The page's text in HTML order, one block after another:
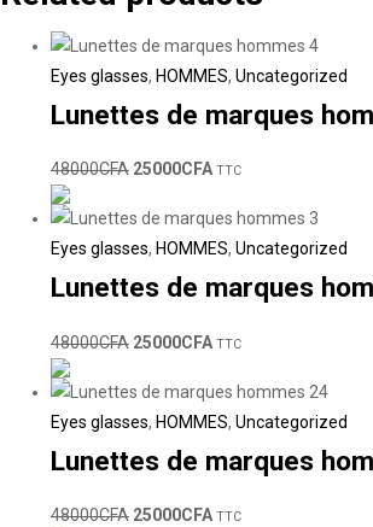
Eyes glasses, HOMMES, Uncategorized
Lunettes de marques
48000CFA 25000CFA TTC
Eyes glasses, HOMMES, Uncategorized
Lunettes de marques
48000CFA 25000CFA TTC
Eyes glasses, HOMMES, Uncategorized
Lunettes de marques
48000CFA 25000CFA TTC